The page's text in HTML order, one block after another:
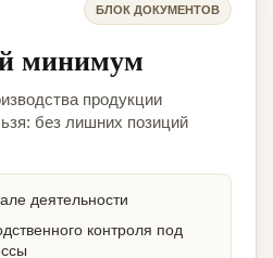
БЛОК ДОКУМЕНТОВ
минимум
продукции
без лишних позиций
деятельности
контроля под